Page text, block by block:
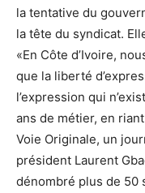
la tentative du
la tête du syndicat.
«En Côte d’Ivoire,
que la liberté
l’expression qui
ans de métier, en
Voie Originale, un
président Laurent
dénombré plus de 50